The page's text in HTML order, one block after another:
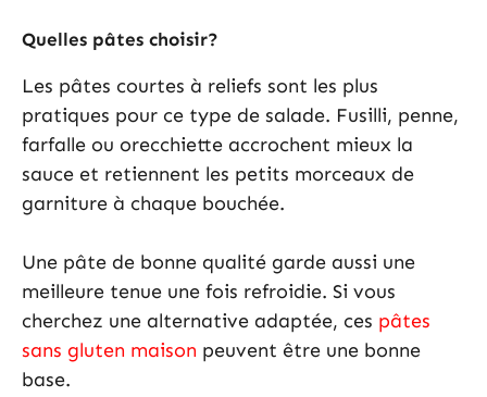
Quelles pâtes choisir?
Les pâtes courtes à reliefs sont les plus
pratiques pour ce type de salade. Fusilli, penne,
farfalle ou orecchiette accrochent mieux la
sauce et retiennent les petits morceaux de
garniture à chaque bouchée.
Une pâte de bonne qualité garde aussi une
meilleure tenue une fois refroidie. Si vous
cherchez une alternative adaptée, ces pâtes
sans gluten maison peuvent être une bonne
base.